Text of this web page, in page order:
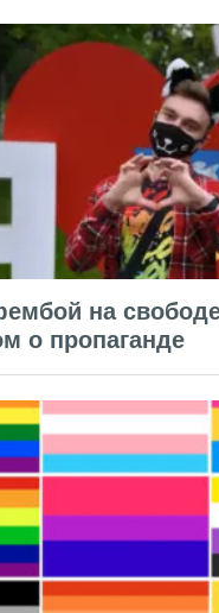
на
о пропаганде